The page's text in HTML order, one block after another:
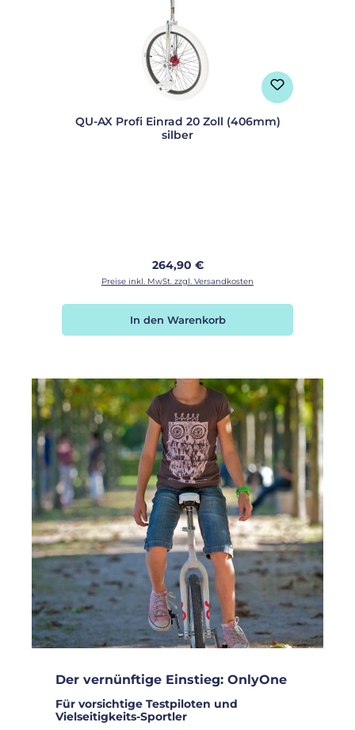
QU-AX Profi Einrad 20 Zoll (406mm)
silber
Regulärer Preis:
264,90 €
Preise inkl. MwSt. zzgl. Versandkosten
In den Warenkorb
Der vernünftige Einstieg: OnlyOne
Für vorsichtige Testpiloten und
Vielseitigkeits-Sportler